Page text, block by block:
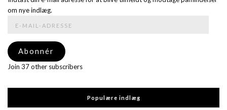
om nye indlæg.
mail-
adresse
Abonnér
Join 37 other subscribers
Populære indlæg